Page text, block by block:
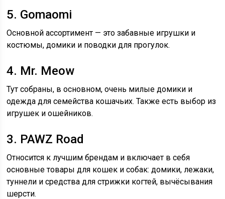
5. Gomaomi
Основной ассортимент — это забавные игрушки и
костюмы, домики и поводки для прогулок.
4. Mr. Meow
Тут собраны, в основном, очень милые домики и
одежда для семейства кошачьих. Также есть выбор из
игрушек и ошейников.
3. PAWZ Road
Относится к лучшим брендам и включает в себя
основные товары для кошек и собак: домики, лежаки,
туннели и средства для стрижки когтей, вычёсывания
шерсти.